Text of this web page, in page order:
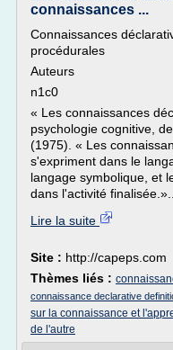
connaissances ...
Connaissances
procédurales
Auteurs
n1c0
« Les connaissances
psychologie cognitive,
(1975). « Les
s'expriment dans le
langage symbolique, et
dans l'activité finalisée.»...
Lire la suite
Site : http://capeps.com
Thèmes liés :
connaissance declarative
sur la connaissance et
de l'autre